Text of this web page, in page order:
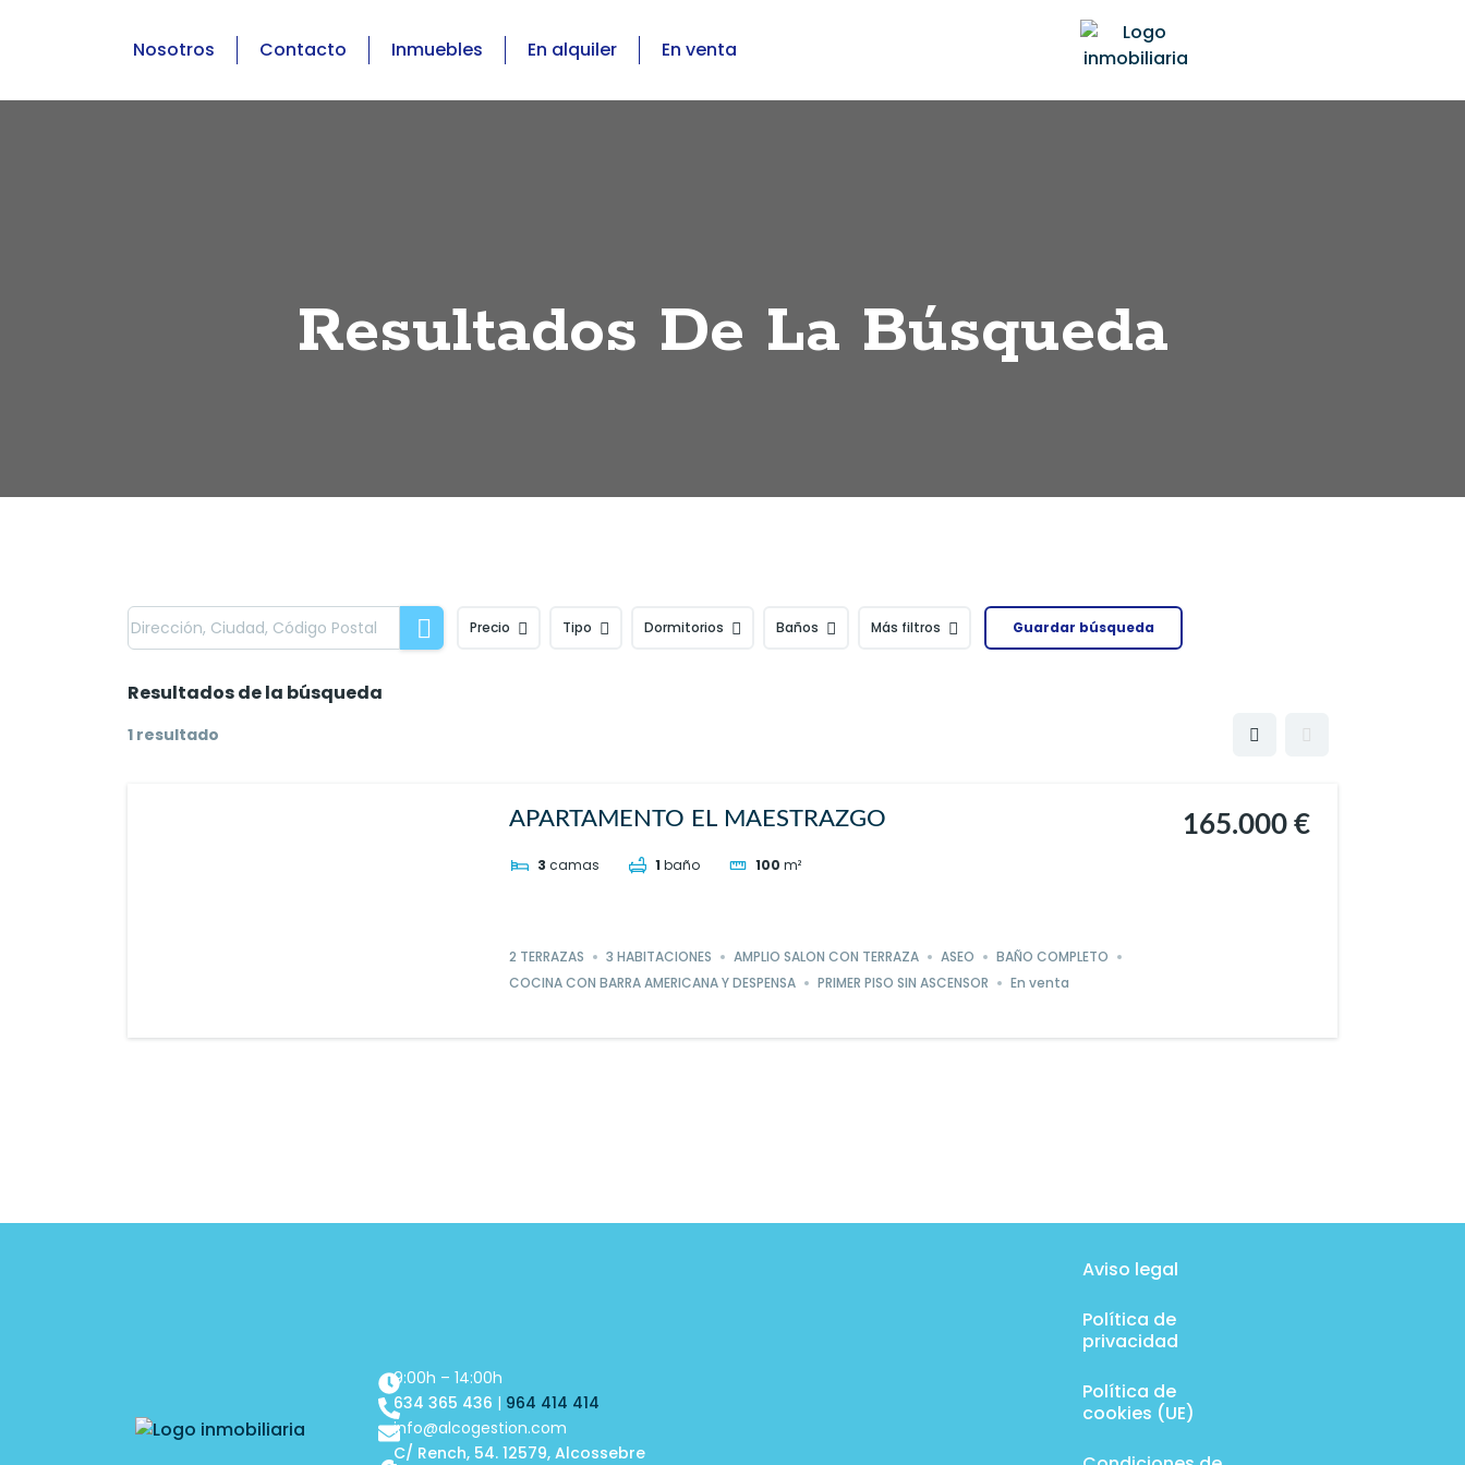
Nosotros Contacto Inmuebles En alquiler En venta
Resultados De La Búsqueda
Guardar búsqueda
Precio Tipo Dormitorios Baños Más filtros
Resultados de la búsqueda
1 resultado
APARTAMENTO EL MAESTRAZGO
3 camas 1 baño 100 m²
165.000 €
2 TERRAZAS 3 HABITACIONES AMPLIO SALON CON TERRAZA ASEO
BAÑO COMPLETO
COCINA CON BARRA AMERICANA Y DESPENSA
PRIMER PISO SIN ASCENSOR En venta
9:00h – 14:00h
634 365 436 | 964 414 414
info@alcogestion.com
C/ Rench, 54. 12579, Alcossebre
Aviso legal
Política de
privacidad
Política de
cookies (UE)